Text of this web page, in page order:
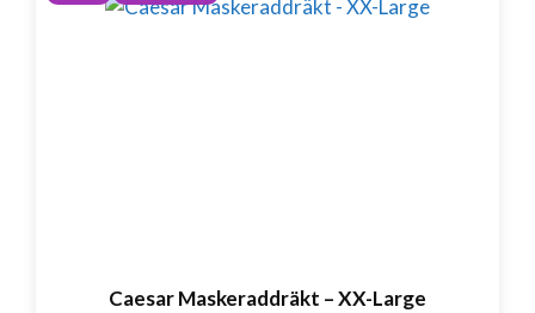
Caesar Maskeraddräkt – XX-Large